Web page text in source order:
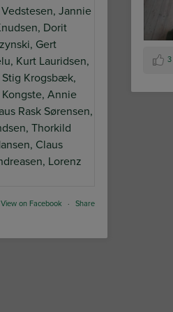
View on Facebook · Share
3